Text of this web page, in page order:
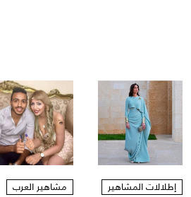
إطلالات المشاهير
مشاهير العرب